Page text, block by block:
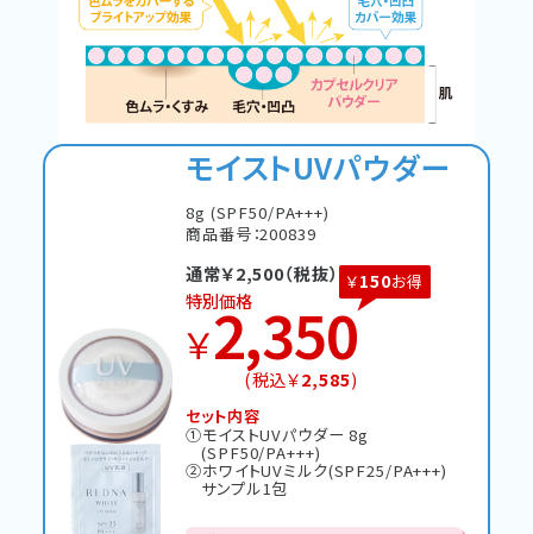
①
モイストUVパウダー
8g (SPF50/PA+++)
商品番号：200839
通常￥2,500（税抜）
特別価格
￥2,350
(税込￥2,585)
￥150お得
セット内容
①モイストUVパウダー 8g
(SPF50/PA+++)
②ホワイトUVミルク(SPF25/PA+++)
サンプル1包